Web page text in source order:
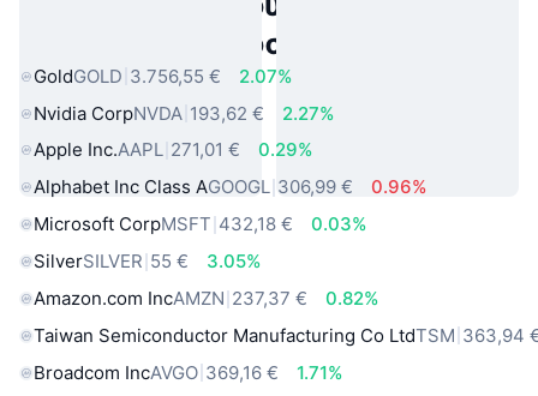
πραγματικού κόσμου
GoldGOLD 3.756,55 €
2.07%
Nvidia CorpNVDA 193,62 €
2.27%
Apple Inc.AAPL 271,01 €
0.29%
Alphabet Inc Class AGOOGL 306,99 €
0.96%
Microsoft CorpMSFT 432,18 €
0.03%
SilverSILVER 55 €
3.05%
Amazon.com IncAMZN 237,37 €
0.82%
Taiwan Semiconductor Manufacturing Co LtdTSM 363,94
Broadcom IncAVGO 369,16 €
1.71%